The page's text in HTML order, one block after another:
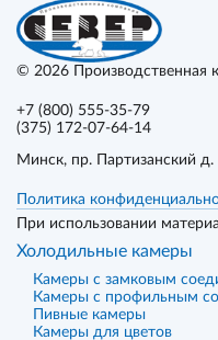
© 2026
+7 (800) 555-35-79
(375) 172-07-64-14
Минск, пр. Партизанский
Политика
При использовании
Холодильные камеры
Камеры с замковым
Камеры с профильным
Пивные камеры
Камеры для цветов